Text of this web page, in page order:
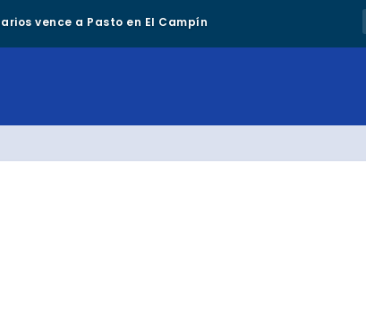
vence a Pasto en El Campín